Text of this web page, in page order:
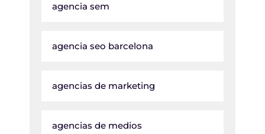
agencia sem
agencia seo barcelona
agencias de marketing
agencias de medios